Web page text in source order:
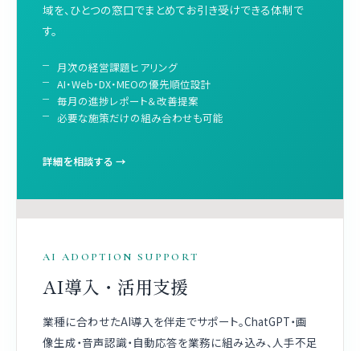
域を、ひとつの窓口でまとめてお引き受けできる体制で
す。
月次の経営課題ヒアリング
AI・Web・DX・MEOの優先順位設計
毎月の進捗レポート＆改善提案
必要な施策だけの組み合わせも可能
詳細を相談する →
AI ADOPTION SUPPORT
AI導入・活用支援
業種に合わせたAI導入を伴走でサポート。ChatGPT・画
像生成・音声認識・自動応答を業務に組み込み、人手不足